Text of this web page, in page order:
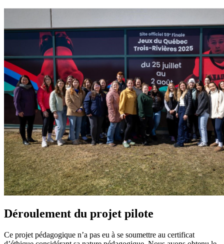
Déroulement du projet pilote
Ce projet pédagogique n’a pas eu à se soumettre au certificat